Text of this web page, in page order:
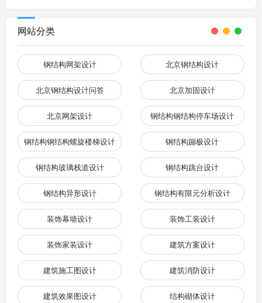
网站分类
钢结构网架设计 北京钢结构设计
北京钢结构设计问答 北京加固设计
北京网架设计 钢结构钢结构停车场设计
钢结构钢结构螺旋楼梯设计 钢结构蹦极设计
钢结构玻璃栈道设计 钢结构跳台设计
钢结构异形设计 钢结构有限元分析设计
装饰幕墙设计 装饰工装设计
装饰家装设计 建筑方案设计
建筑施工图设计 建筑消防设计
建筑效果图设计 结构砌体设计